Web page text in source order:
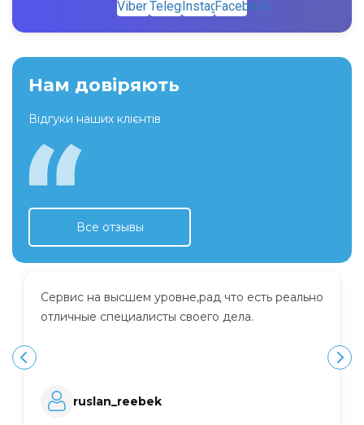
Нам довіряють
Відгуки наших клієнтів
Все отзывы
Сервис на высшем уровне,рад что есть реально
отличные специалисты своего дела.
ruslan_reebek